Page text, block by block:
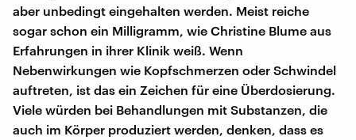
aber unbedingt eingehalten werden. Meist reiche
sogar schon ein Milligramm, wie Christine Blume aus
Erfahrungen in ihrer Klinik weiß. Wenn
Nebenwirkungen wie Kopfschmerzen oder Schwindel
auftreten, ist das ein Zeichen für eine Überdosierung.
Viele würden bei Behandlungen mit Substanzen, die
auch im Körper produziert werden, denken, dass es